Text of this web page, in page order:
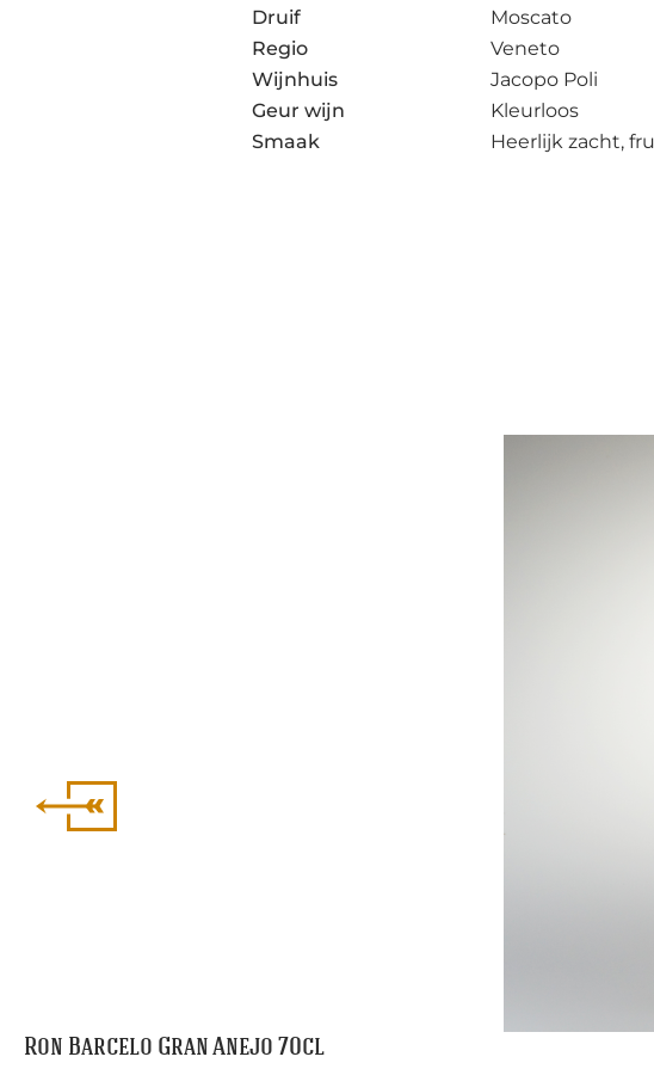
Druif
Moscato
Regio
Veneto
Wijnhuis
Jacopo Poli
Geur wijn
Kleurloos
Smaak
Heerlijk zacht,
Ron Barcelo Gran Anejo 70cl